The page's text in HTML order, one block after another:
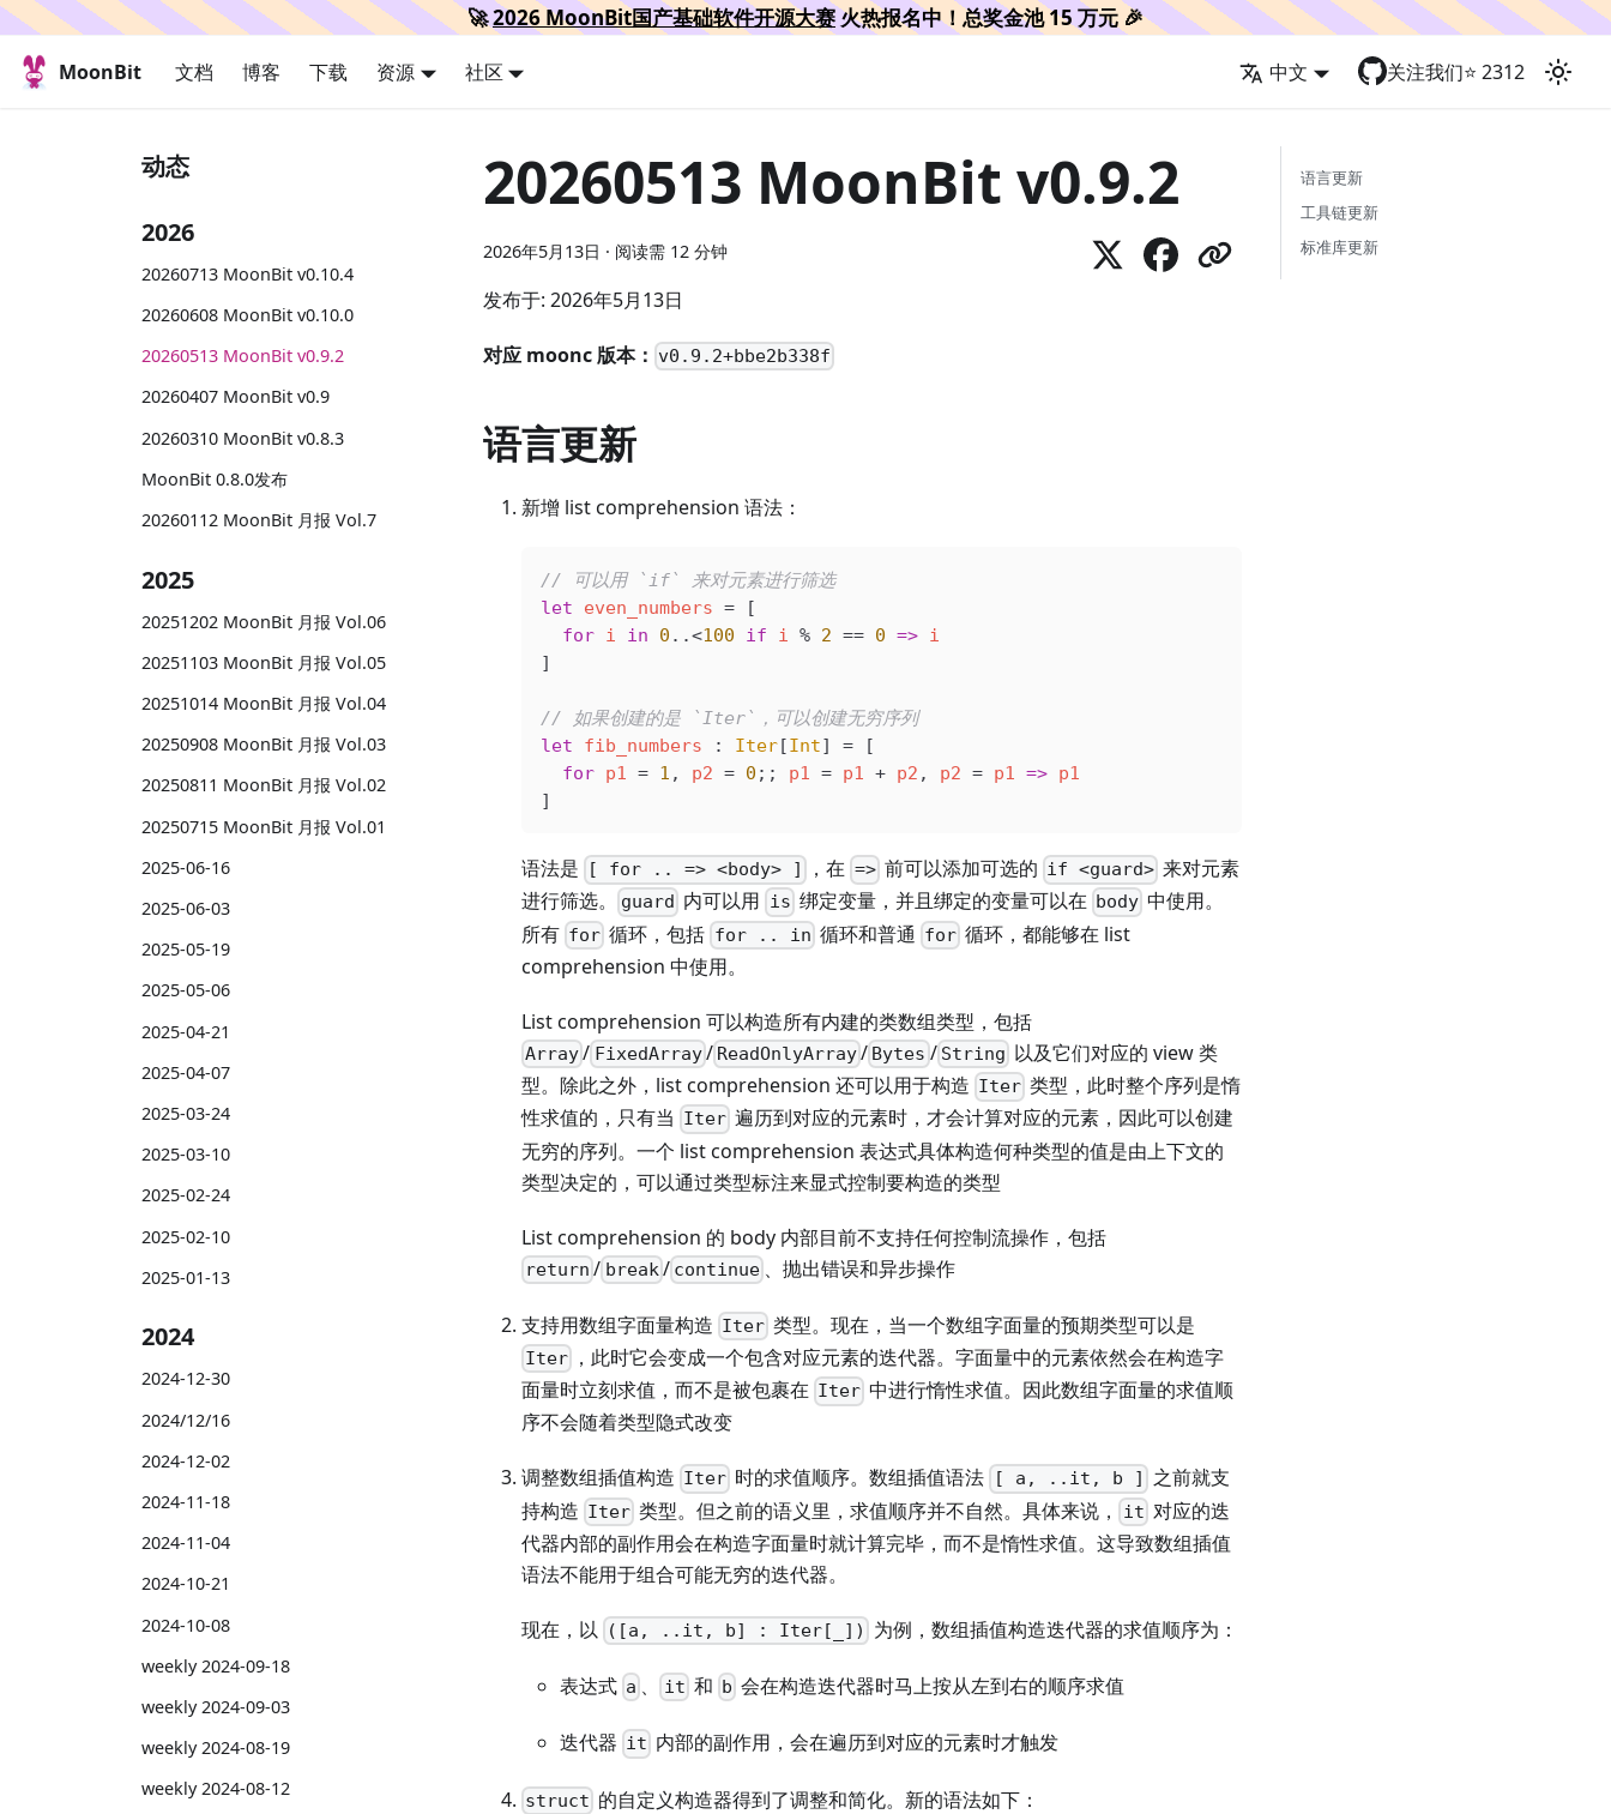
🚀2026 MoonBit国产基础软件开源大赛火热报名中！总奖金池 15 万元 🎉
MoonBit 文档 博客 下载 资源 社区 中文 关注我们⭐️ 2312
动态
2026
20260713 MoonBit v0.10.4
20260608 MoonBit v0.10.0
20260513 MoonBit v0.9.2
20260407 MoonBit v0.9
20260310 MoonBit v0.8.3
MoonBit 0.8.0发布
20260112 MoonBit 月报 Vol.7
2025
20251202 MoonBit 月报 Vol.06
20251103 MoonBit 月报 Vol.05
20251014 MoonBit 月报 Vol.04
20250908 MoonBit 月报 Vol.03
20250811 MoonBit 月报 Vol.02
20250715 MoonBit 月报 Vol.01
2025-06-16
2025-06-03
2025-05-19
2025-05-06
2025-04-21
2025-04-07
2025-03-24
2025-03-10
2025-02-24
2025-02-10
2025-01-13
2024
2024-12-30
2024/12/16
2024-12-02
2024-11-18
2024-11-04
2024-10-21
2024-10-08
weekly 2024-09-18
weekly 2024-09-03
weekly 2024-08-19
weekly 2024-08-12
20260513 MoonBit v0.9.2
2026年5月13日 · 阅读需 12 分钟
发布于: 2026年5月13日
对应 moonc 版本： v0.9.2+bbe2b338f
语言更新
新增 list comprehension 语法：
// 可以用 `if` 来对元素进行筛选
let even_numbers = [
  for
i in 0 ..<100 if i % 2 == 0 => i
]
// 如果创建的是 `Iter`，可以创建无穷序列
let fib_numbers : Iter[Int] = [
  for
p1 = 1 , p2 = 0 ;; p1 = p1 + p2 , p2 = p1 => p1
]
语法是 [ for .. => <body> ] ，在 =>前可以添加可选的 if <guard> 来对元素
进行筛选。
guard 内可以用 is 绑定变量，并且绑定的变量可以在 body 中使用。
所有 for 循环，包括 for .. in 循环和普通 for 循环，都能够在 list
comprehension 中使用。
List comprehension 可以构造所有内建的类数组类型，包括
Array/ FixedArray/ ReadOnlyArray/ Bytes / String 以及它们对应的 view 类
型。除此之外，list comprehension 还可以用于构造 Iter 类型，此时整个序列是惰
性求值的，只有当 Iter 遍历到对应的元素时，才会计算对应的元素，因此可以创建
无穷的序列。一个 list comprehension 表达式具体构造何种类型的值是由上下文的
类型决定的，可以通过类型标注来显式控制要构造的类型
List comprehension 的 body 内部目前不支持任何控制流操作，包括
return / break/ continue 、抛出错误和异步操作
支持用数组字面量构造 Iter 类型。现在，当一个数组字面量的预期类型可以是
Iter ，此时它会变成一个包含对应元素的迭代器。字面量中的元素依然会在构造字
面量时立刻求值，而不是被包裹在 Iter 中进行惰性求值。因此数组字面量的求值顺
序不会随着类型隐式改变
调整数组插值构造 Iter 时的求值顺序。数组插值语法 [ a, ..it, b ]
之前就支
持构造 Iter 类型。但之前的语义里，求值顺序并不自然。具体来说， it 对应的迭
代器内部的副作用会在构造字面量时就计算完毕，而不是惰性求值。这导致数组插值
语法不能用于组合可能无穷的迭代器。
现在，以 ([a, ..it, b] : Iter[_]) 为例，数组插值构造迭代器的求值顺序为：
表达式 a 、 it 和 b 会在构造迭代器时马上按从左到右的顺序求值
迭代器 it 内部的副作用，会在遍历到对应的元素时才触发
struct 的自定义构造器得到了调整和简化。新的语法如下：
语言更新
工具链更新
标准库更新